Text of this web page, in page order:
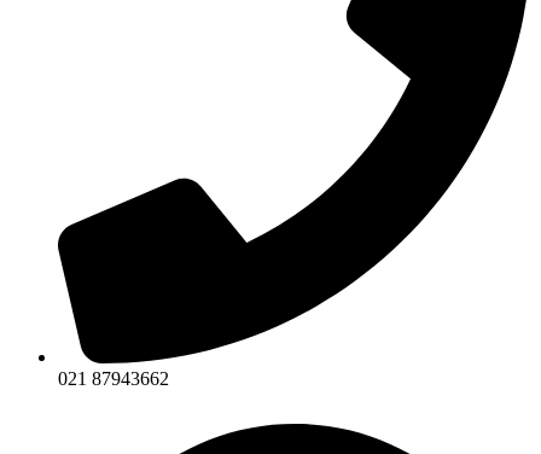
021 87943662